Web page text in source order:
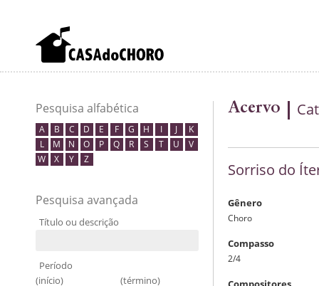
Pesquisa alfabética
A B C D E F G H I J
K
L
M N O P Q R S T U
V
W
X Y Z
Pesquisa avançada
Título ou descrição
Período
(início)
(término)
Acervo
Sorriso do
Gênero
Choro
Compasso
2/4